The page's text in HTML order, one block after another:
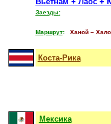
Заезды:
Маршрут: Ханой –
Коста-Рика
Мексика